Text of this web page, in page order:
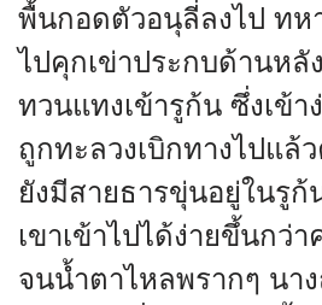
พื้นกอดตัวอนุลี่ลงไป ทห
ไปคุกเข่าประกบด้านหลั
ทวนแทงเข้ารูก้น ซึ่งเข้า
ถูกทะลวงเบิกทางไปแล้
ยังมีสายธารขุ่นอยู่ในรูก้
เขาเข้าไปได้ง่ายขึ้นกว่
จนน้ำตาไหลพรากๆ นา